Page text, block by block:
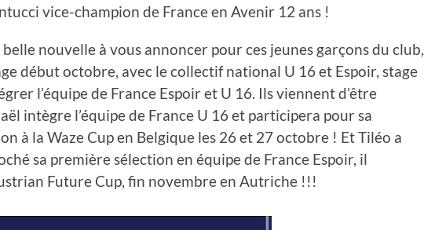
vice-champion de France en Avenir 12 ans !
nouvelle à vous annoncer pour ces jeunes garçons du club,
début octobre, avec le collectif national U 16 et Espoir, stage
l’équipe de France Espoir et U 16. Ils viennent d’être
intègre l’équipe de France U 16 et participera pour sa
à la Waze Cup en Belgique les 26 et 27 octobre ! Et Tiléo a
sa première sélection en équipe de France Espoir, il
Future Cup, fin novembre en Autriche !!!